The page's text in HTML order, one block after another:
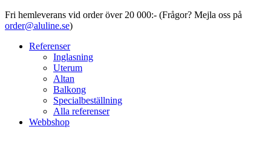
Fri hemleverans vid order över 20 000:- (Frågor? Mejla oss på
order@aluline.se)
Referenser
Inglasning
Uterum
Altan
Balkong
Specialbeställning
Alla referenser
Webbshop